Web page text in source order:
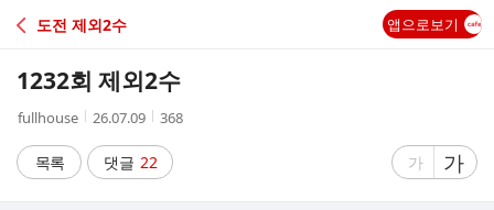
C
A
도전 제외2수 앱으로보기
1232회 제외2수
작
자
fullhouse
작
시
간
26.07.09
조
수
368
목록 댓글 22
글
가
글
자
가